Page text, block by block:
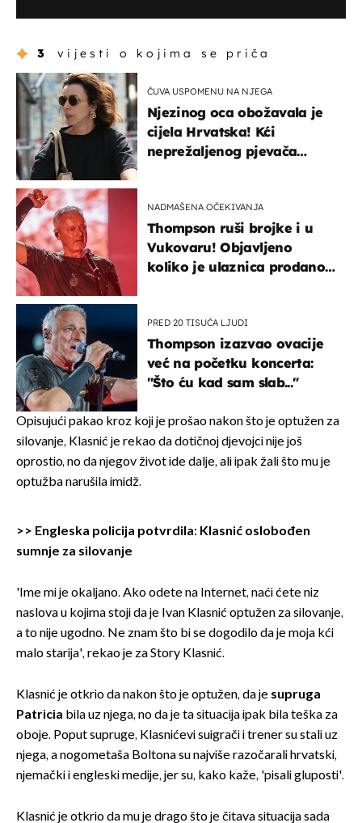
3 vijesti o kojima se priča
ČUVA USPOMENU NA NJEGA
Njezinog oca obožavala je
cijela Hrvatska! Kći
neprežaljenog pjevača
NADMAŠENA OČEKIVANJA
Thompson ruši brojke i u
Vukovaru! Objavljeno
koliko je ulaznica prodano
PRED 20 TISUĆA LJUDI
Thompson izazvao ovacije
već na početku koncerta:
"Što ću kad sam slab..."
Opisujući pakao kroz koji je prošao nakon što je optužen za
silovanje, Klasnić je rekao da dotičnoj djevojci nije još
oprostio, no da njegov život ide dalje, ali ipak žali što mu je
optužba narušila imidž.
>> Engleska policija potvrdila: Klasnić oslobođen
sumnje za silovanje
'Ime mi je okaljano. Ako odete na Internet, naći ćete niz
naslova u kojima stoji da je Ivan Klasnić optužen za silovanje,
a to nije ugodno. Ne znam što bi se dogodilo da je moja kći
malo starija', rekao je za Story Klasnić.
Klasnić je otkrio da nakon što je optužen, da je supruga
Patricia bila uz njega, no da je ta situacija ipak bila teška za
oboje. Poput supruge, Klasnićevi suigrači i trener su stali uz
njega, a nogometaša Boltona su najviše razočarali hrvatski,
njemački i engleski medije, jer su, kako kaže, 'pisali gluposti'.
Klasnić je otkrio da mu je drago što je čitava situacija sada